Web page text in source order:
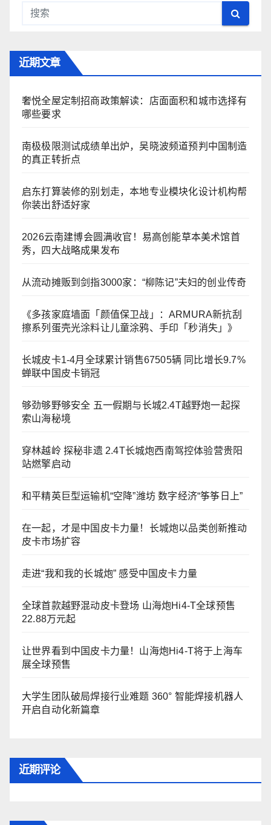
近期文章
奢悦全屋定制招商政策解读：店面面积和城市选择有
哪些要求
南极极限测试成绩单出炉，吴晓波频道预判中国制造
的真正转折点
启东打算装修的别划走，本地专业模块化设计机构帮
你装出舒适好家
2026云南建博会圆满收官！易高创能草本美术馆首
秀，四大战略成果发布
从流动摊贩到剑指3000家：“柳陈记”夫妇的创业传奇
《多孩家庭墙面「颜值保卫战」：ARMURA新抗刮
擦系列蛋壳光涂料让儿童涂鸦、手印「秒消失」》
长城皮卡1-4月全球累计销售67505辆 同比增长9.7%
蝉联中国皮卡销冠
够劲够野够安全 五一假期与长城2.4T越野炮一起探
索山海秘境
穿林越岭 探秘非遗 2.4T长城炮西南驾控体验营贵阳
站燃擎启动
和平精英巨型运输机“空降”潍坊 数字经济“筝筝日上”
在一起，才是中国皮卡力量！长城炮以品类创新推动
皮卡市场扩容
走进“我和我的长城炮” 感受中国皮卡力量
全球首款越野混动皮卡登场 山海炮Hi4-T全球预售
22.88万元起
让世界看到中国皮卡力量！山海炮Hi4-T将于上海车
展全球预售
大学生团队破局焊接行业难题 360° 智能焊接机器人
开启自动化新篇章
近期评论